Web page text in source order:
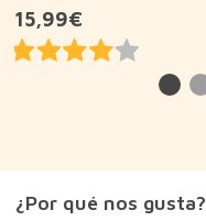
15,99€
¿Por qué nos gusta?